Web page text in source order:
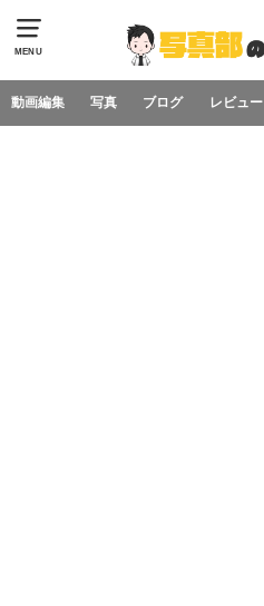
MENU
動画編集 写真 ブログ レビュー